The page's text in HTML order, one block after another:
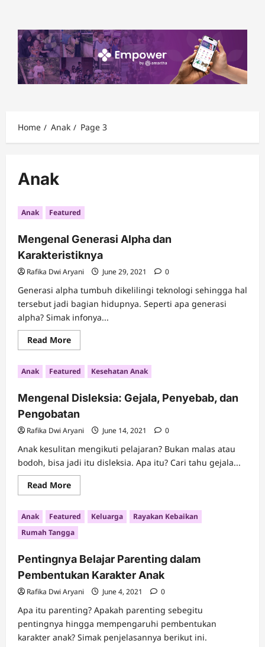
content
Home Anak Page 3
Anak
Anak Featured
Mengenal Generasi Alpha dan
Karakteristiknya
Rafika Dwi Aryani June 29, 2021 0
Generasi alpha tumbuh dikelilingi teknologi sehingga hal
tersebut jadi bagian hidupnya. Seperti apa generasi
alpha? Simak infonya...
Read MoreRead
more
Mengenal
Generasi
Alpha
Karakteristiknya
Anak Featured Kesehatan Anak
Mengenal Disleksia: Gejala, Penyebab, dan
Pengobatan
Rafika Dwi Aryani June 14, 2021 0
Anak kesulitan mengikuti pelajaran? Bukan malas atau
bodoh, bisa jadi itu disleksia. Apa itu? Cari tahu gejala...
Read MoreRead
more
Mengenal
Disleksia:
Gejala,
Penyebab,
dan
Anak Featured Keluarga
Rayakan Kebaikan
Rumah Tangga
Pentingnya Belajar Parenting dalam
Pembentukan Karakter Anak
Rafika Dwi Aryani June 4, 2021 0
Apa itu parenting? Apakah parenting sebegitu
pentingnya hingga mempengaruhi pembentukan
karakter anak? Simak penjelasannya berikut ini.